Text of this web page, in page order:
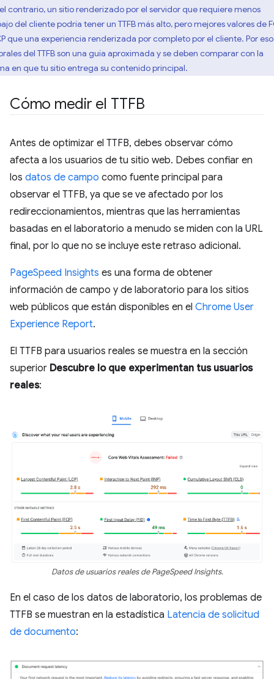
contrario, un sitio renderizado por el servidor que requiere menos
del cliente podría tener un TTFB más alto, pero mejores valores de
que una experiencia renderizada por completo por el cliente. Por
del TTFB son una guía aproximada y se deben comparar con la
en que tu sitio entrega su contenido principal.
Cómo medir el TTFB
Antes de optimizar el TTFB, debes observar cómo
afecta a los usuarios de tu sitio web. Debes confiar en
los datos de campo como fuente principal para
observar el TTFB, ya que se ve afectado por los
redireccionamientos, mientras que las herramientas
basadas en el laboratorio a menudo se miden con la URL
final, por lo que no se incluye este retraso adicional.
PageSpeed Insights es una forma de obtener
información de campo y de laboratorio para los sitios
web públicos que están disponibles en el Chrome User
Experience Report.
El TTFB para usuarios reales se muestra en la sección
superior Descubre lo que experimentan tus usuarios
reales:
Datos de usuarios reales de PageSpeed Insights.
En el caso de los datos de laboratorio, los problemas de
TTFB se muestran en la estadística Latencia de solicitud
de documento: